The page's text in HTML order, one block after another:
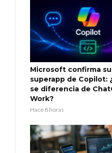
Microsoft confirma su
superapp de Copilot:
se diferencia de
Work?
Hace 8 horas